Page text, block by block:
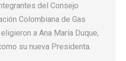
del Consejo
Colombiana de Gas
a Ana María Duque,
su nueva Presidenta.